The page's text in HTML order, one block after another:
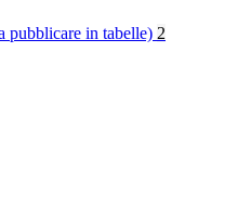
pubblicare in tabelle) 2